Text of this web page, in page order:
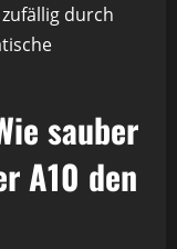
durch
sauber
A10 den